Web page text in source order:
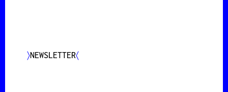
〉NEWSLETTER〈